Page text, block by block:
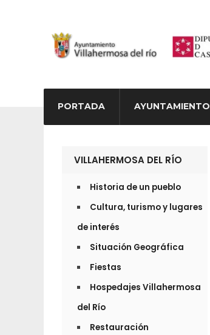
PORTADA AYUNTAMIENTO
VILLAHERMOSA DEL RÍO
Historia de un pueblo
Cultura, turismo y lugares
de interés
Situación Geográfica
Fiestas
Hospedajes Villahermosa
del Río
Restauración